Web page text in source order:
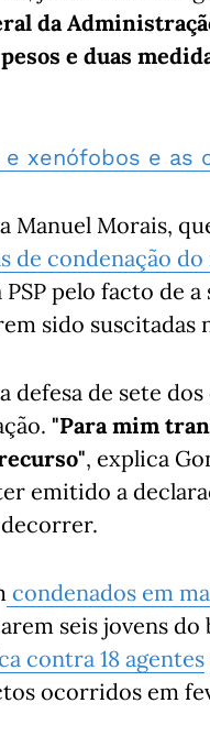
da
e duas
xenófobos e as
Manuel Morais,
de condenação
pelo facto de
sido suscitadas
defesa de sete
"Para mim
, explica
emitido a
condenados em
seis jovens
contra 18 agentes
ocorridos em